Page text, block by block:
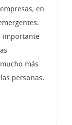
en
importante
más
personas.